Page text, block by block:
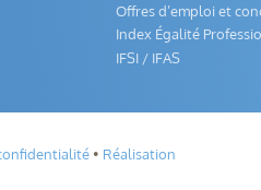
Offres d’emploi et
Index Égalité
IFSI / IFAS
• Réalisation